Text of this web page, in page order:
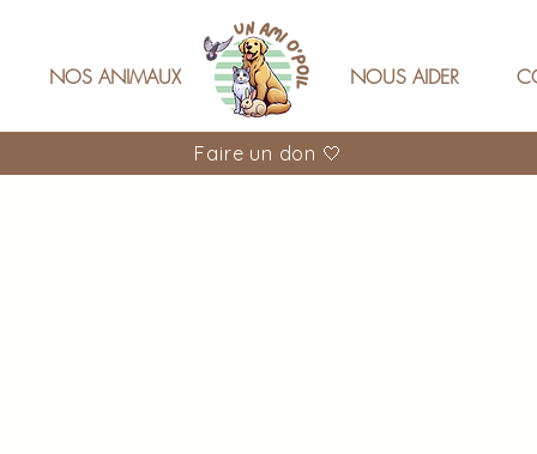
NOS ANIMAUX NOUS AIDER
Faire un don 🤍